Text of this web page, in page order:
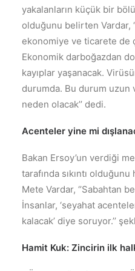
yakalanların küçük bir
olduğunu belirten Vardar,
ekonomiye ve ticarete de
Ekonomik darboğazdan
kayıplar yaşanacak.
durumda. Bu durum uzun
neden olacak’’ dedi.
Acenteler yine mi
Bakan Ersoy’un verdiği
tarafında sıkıntı
Mete Vardar, ‘’Sabahtan
İnsanlar, ‘seyahat
kalacak’ diye soruyor.’’
Hamit Kuk: Zincirin ilk